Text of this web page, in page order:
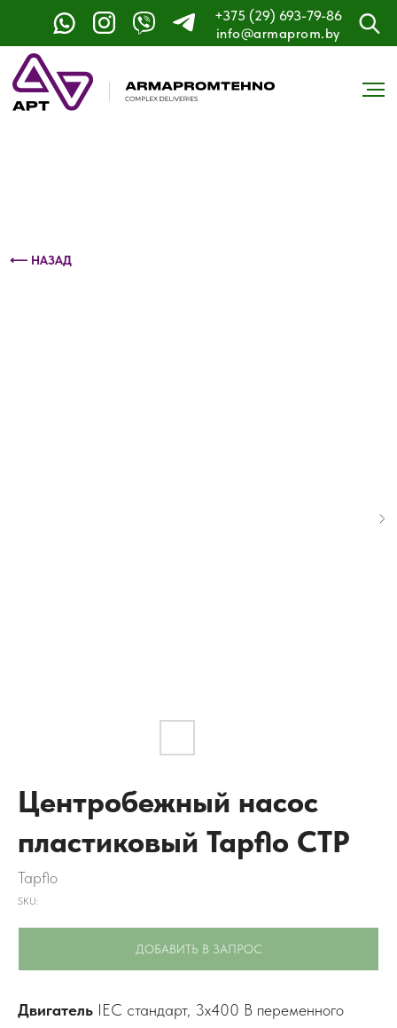
+375 (29) 693-79-86
info@armaprom.by
Контактный телефон: +375 (29) 693-79-86
⟵ НАЗАД
Центробежный насос
пластиковый Tapflo CTP
Tapflo
SKU:
ДОБАВИТЬ В ЗАПРОС
Двигатель IEC стандарт, 3x400 В переменного